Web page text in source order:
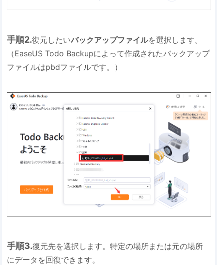
手順2.復元したいバックアップファイルを選択します。
（EaseUS Todo Backupによって作成されたバックアップ
ファイルはpbdファイルです。）
手順3.復元先を選択します。特定の場所または元の場所
にデータを回復できます。